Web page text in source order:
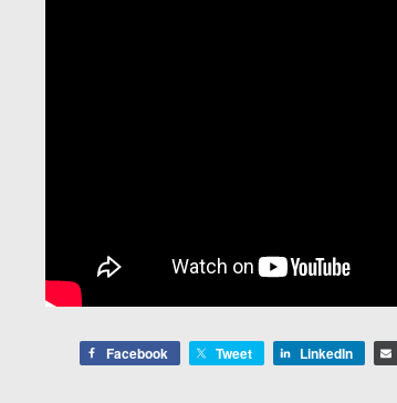
Facebook Tweet LinkedIn